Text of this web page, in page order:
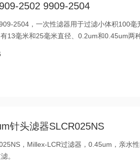
2502 9909-2504
2504，一次性滤器用于过滤小体积100
13毫米和25毫米直径、0.2um和0.45um两
针头滤器SLCR025NS
，Millex-LCR过滤器，0.45um，亲水
。